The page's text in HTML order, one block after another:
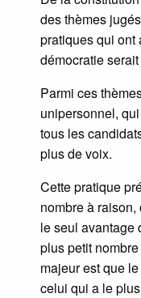
des thèmes
pratiques qui ont
démocratie
Parmi ces
unipersonnel,
tous les
plus de voix.
Cette pratique
nombre à raison,
le seul avantage
plus petit
majeur est que
celui qui a le